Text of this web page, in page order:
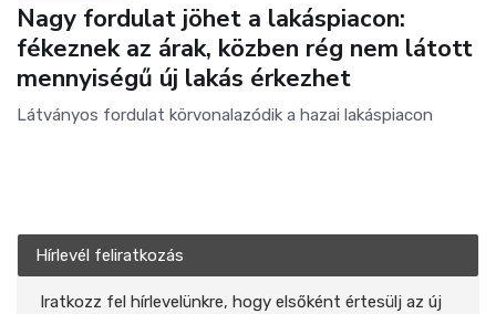
Nagy fordulat jöhet a lakáspiacon:
fékeznek az árak, közben rég nem látott
mennyiségű új lakás érkezhet
Látványos fordulat körvonalazódik a hazai lakáspiacon
Hírlevél feliratkozás
Iratkozz fel hírlevelünkre, hogy elsőként értesülj az új